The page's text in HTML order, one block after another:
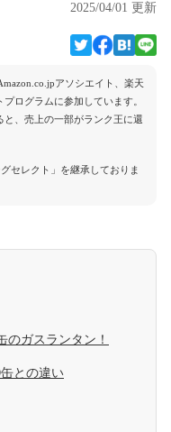
2025/04/01 更新
アソシエイト、楽天
ログラムに参加しています。
、売上の一部がランク王に還
セレクト」を継承しておりま
のガスランタン！
との違い